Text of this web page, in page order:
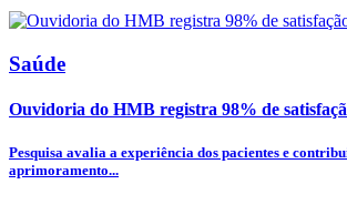
Saúde
Ouvidoria do HMB registra 98% de
Pesquisa avalia a experiência dos pacientes e
aprimoramento...